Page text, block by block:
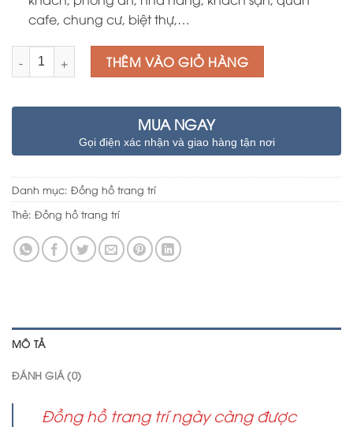
cafe, chung cư, biệt thự,…
Số lượng THÊM VÀO GIỎ HÀNG
MUA NGAY
Gọi điện xác nhận và giao hàng tận nơi
Danh mục: Đồng hồ trang trí
Thẻ: Đồng hồ trang trí
MÔ TẢ
ĐÁNH GIÁ (0)
Đồng hồ trang trí ngày càng được